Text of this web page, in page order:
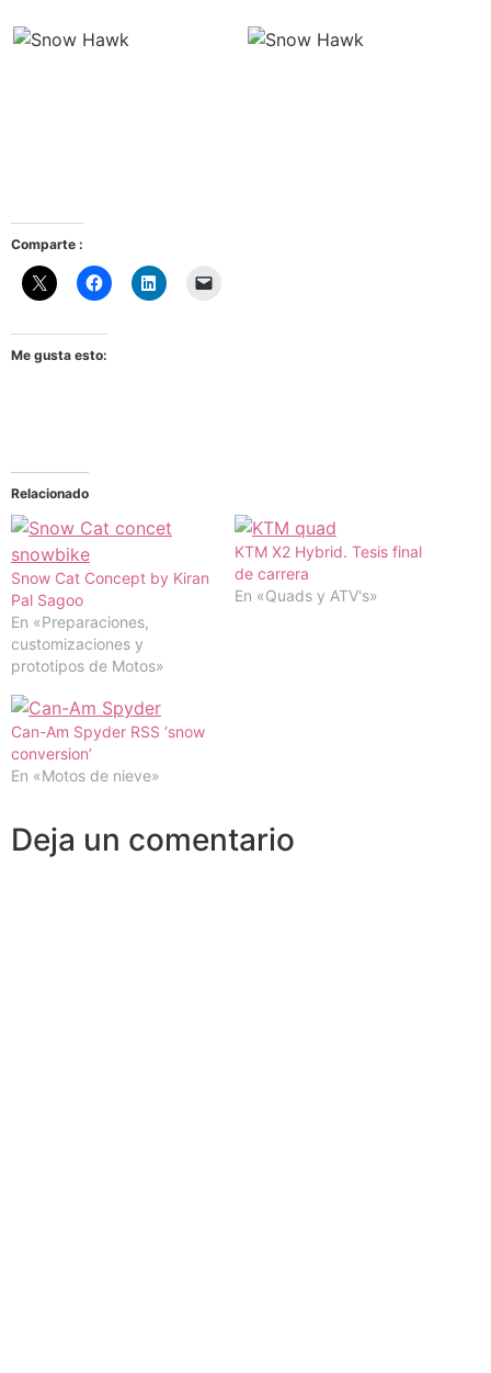
Comparte :
Me gusta esto:
Relacionado
Snow Cat Concept by Kiran
Pal Sagoo
En «Preparaciones,
customizaciones y
prototipos de Motos»
KTM X2 Hybrid. Tesis final
de carrera
En «Quads y ATV's»
Can-Am Spyder RSS ‘snow
conversion’
En «Motos de nieve»
Deja un comentario